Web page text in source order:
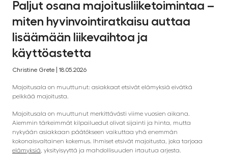
Paljut osana majoitusliiketoimintaa –
miten hyvinvointiratkaisu auttaa
lisäämään liikevaihtoa ja
käyttöastetta
Christine Grete | 18.05.2026
Majoitusala on muuttunut: asiakkaat etsivät elämyksiä eivätkä
pelkkää majoitusta.
Majoitusala on muuttunut merkittävästi viime vuosien aikana.
Aiemmin tärkeimmät kilpailuedut olivat sijainti ja hinta, mutta
nykyään asiakkaan päätökseen vaikuttaa yhä enemmän
kokonaisvaltainen kokemus. Ihmiset etsivät majoitusta, joka tarjoaa
elämyksiä , yksityisyyttä ja mahdollisuuden irtautua arjesta.